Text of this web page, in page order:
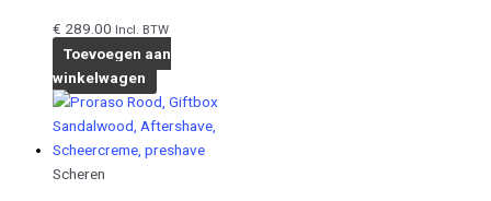
€ 289.00 Incl. BTW
Toevoegen aan
winkelwagen
Scheren